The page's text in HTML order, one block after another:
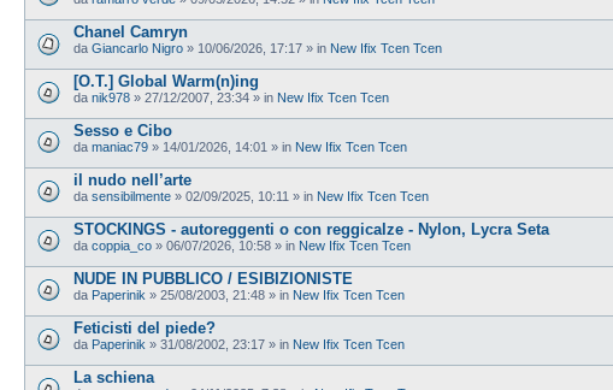
Chanel Camryn
da Giancarlo Nigro » 10/06/2026, 17:17 » in New Ifix Tcen Tcen
[O.T.] Global Warm(n)ing
da nik978 » 27/12/2007, 23:34 » in New Ifix Tcen Tcen
Sesso e Cibo
da maniac79 » 14/01/2026, 14:01 » in New Ifix Tcen Tcen
il nudo nell’arte
da sensibilmente » 02/09/2025, 10:11 » in New Ifix Tcen Tcen
STOCKINGS - autoreggenti o con reggicalze - Nylon, Lycra Seta
da coppia_co » 06/07/2026, 10:58 » in New Ifix Tcen Tcen
NUDE IN PUBBLICO / ESIBIZIONISTE
da Paperinik » 25/08/2003, 21:48 » in New Ifix Tcen Tcen
Feticisti del piede?
da Paperinik » 31/08/2002, 23:17 » in New Ifix Tcen Tcen
La schiena